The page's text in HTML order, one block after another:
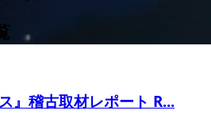
』稽古取材レポート R...